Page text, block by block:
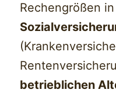
Rechengrößen
betrieblichen